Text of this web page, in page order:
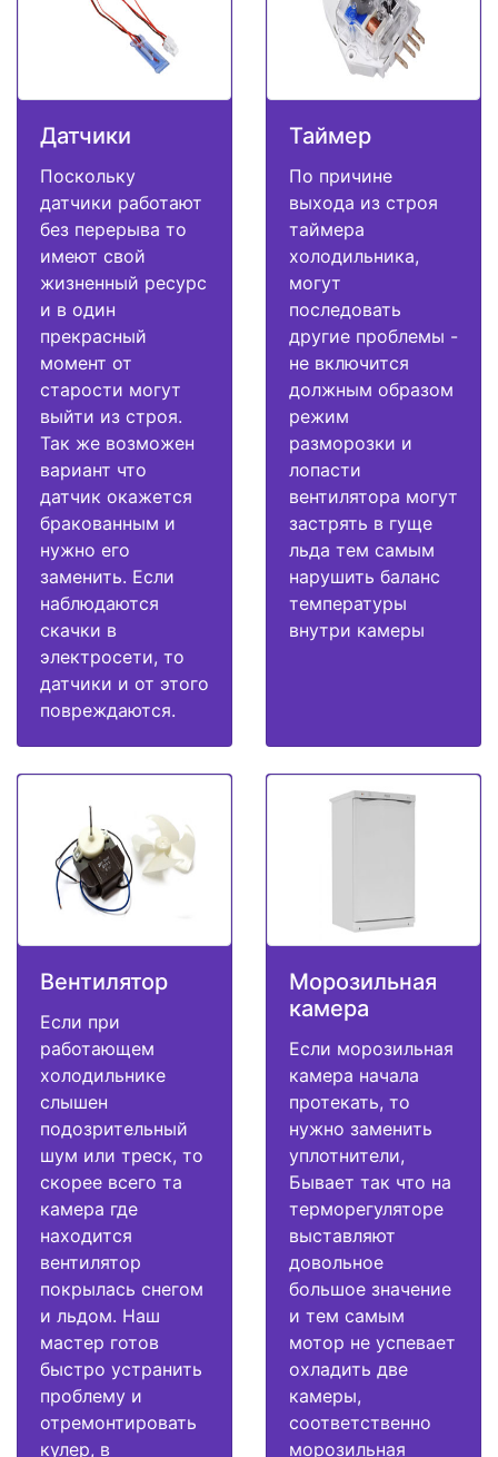
Датчики
Поскольку
датчики работают
без перерыва то
имеют свой
жизненный ресурс
и в один
прекрасный
момент от
старости могут
выйти из строя.
Так же возможен
вариант что
датчик окажется
бракованным и
нужно его
заменить. Если
наблюдаются
скачки в
электросети, то
датчики и от этого
повреждаются.
Таймер
По причине
выхода из строя
таймера
холодильника,
могут
последовать
другие проблемы -
не включится
должным образом
режим
разморозки и
лопасти
вентилятора могут
застрять в гуще
льда тем самым
нарушить баланс
температуры
внутри камеры
Вентилятор
Если при
работающем
холодильнике
слышен
подозрительный
шум или треск, то
скорее всего та
камера где
находится
вентилятор
покрылась снегом
и льдом. Наш
мастер готов
быстро устранить
проблему и
отремонтировать
кулер, в
Морозильная
камера
Если морозильная
камера начала
протекать, то
нужно заменить
уплотнители,
Бывает так что на
терморегуляторе
выставляют
довольное
большое значение
и тем самым
мотор не успевает
охладить две
камеры,
соответственно
морозильная